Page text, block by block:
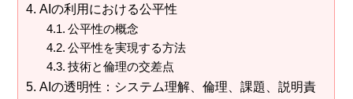
AIの利用における公平性
公平性の概念
公平性を実現する方法
技術と倫理の交差点
AIの透明性：システム理解、倫理、課題、説明責